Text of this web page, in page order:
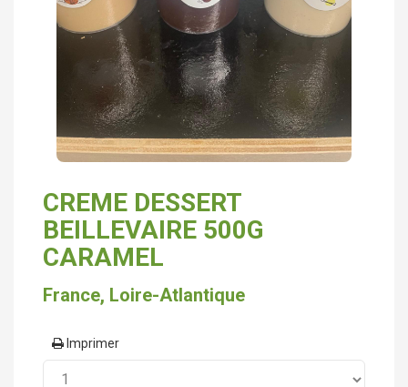
CREME DESSERT
BEILLEVAIRE 500G
CARAMEL
France, Loire-Atlantique
Imprimer